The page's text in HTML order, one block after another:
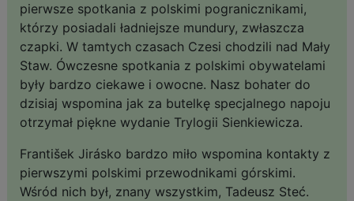
pierwsze spotkania z polskimi pogranicznikami,
którzy posiadali ładniejsze mundury, zwłaszcza
czapki. W tamtych czasach Czesi chodzili nad Mały
Staw. Ówczesne spotkania z polskimi obywatelami
były bardzo ciekawe i owocne. Nasz bohater do
dzisiaj wspomina jak za butelkę specjalnego napoju
otrzymał piękne wydanie Trylogii Sienkiewicza.
František Jirásko bardzo miło wspomina kontakty z
pierwszymi polskimi przewodnikami górskimi.
Wśród nich był, znany wszystkim, Tadeusz Steć.